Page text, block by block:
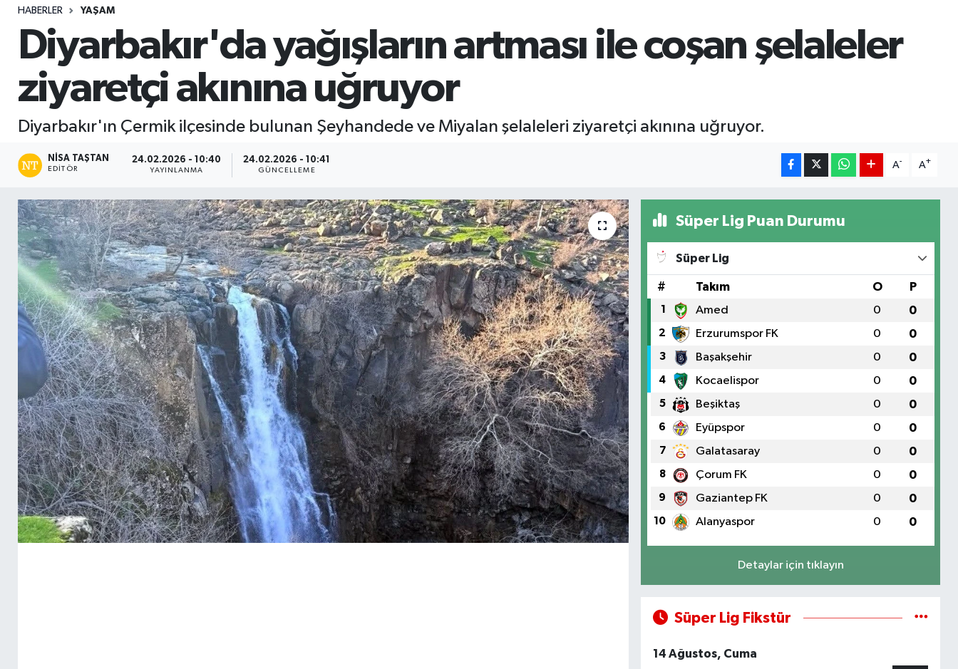
HABERLER YAŞAM
Diyarbakır'da yağışların artması ile coşan şelaleler
ziyaretçi akınına uğruyor
Diyarbakır'ın Çermik ilçesinde bulunan Şeyhandede ve Miyalan şelaleleri ziyaretçi akınına uğruyor.
NISA TAŞTAN
EDITÖR
24.02.2026 - 10:40
YAYINLANMA
24.02.2026 - 10:41
GÜNCELLEME
A- A+
Süper Lig Puan Durumu
Süper Lig
# Takım O P
1 Amed 0 0
2 Erzurumspor FK 0 0
3 Başakşehir 0 0
4 Kocaelispor 0 0
5 Beşiktaş 0 0
6 Eyüpspor 0 0
7 Galatasaray 0 0
8 Çorum FK 0 0
9 Gaziantep FK 0 0
10 Alanyaspor 0 0
Detaylar için tıklayın
Süper Lig Fikstür
14 Ağustos, Cuma
Sağlık
Seri İlan
Siyaset
Spor
Yaşam